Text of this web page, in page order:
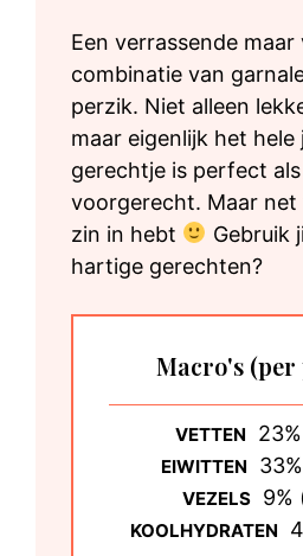
Een verrassende
combinatie van
perzik. Niet alleen
maar eigenlijk het hele
gerechtje is perfect
voorgerecht. Maar net
zin in hebt
Gebruik
hartige gerechten?
Macro's (per
VETTEN
EIWITTEN
VEZELS 9%
KOOLHYDRATEN